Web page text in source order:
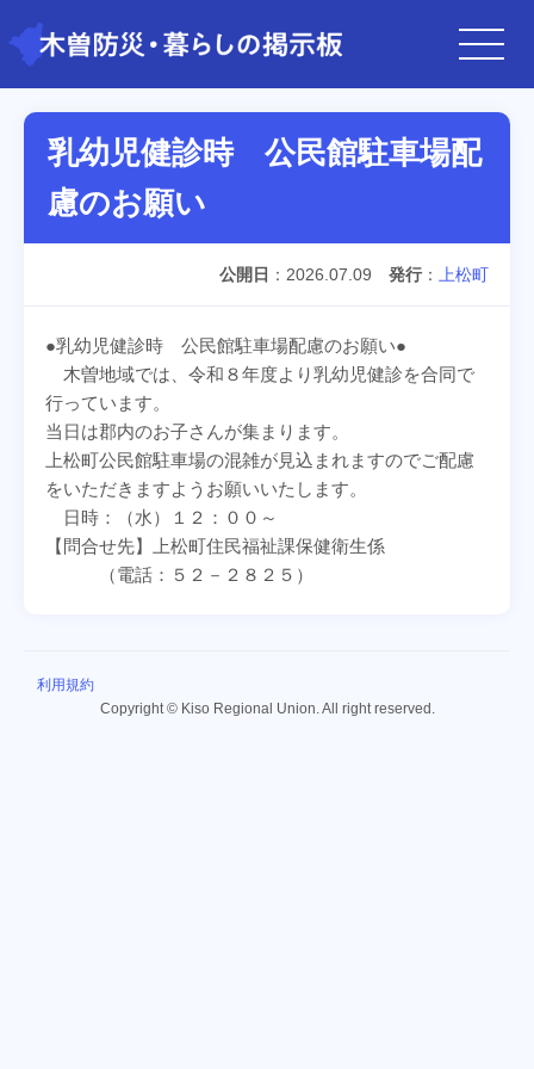
乳幼児健診時 公民館駐車場配
慮のお願い
公開日 2026.07.09 発行 上松町
●乳幼児健診時 公民館駐車場配慮のお願い●
木曽地域では、令和８年度より乳幼児健診を合同で
行っています。
当日は郡内のお子さんが集まります。
上松町公民館駐車場の混雑が見込まれますのでご配慮
をいただきますようお願いいたします。
日時：（水）１２：００～
【問合せ先】上松町住民福祉課保健衛生係
（電話：５２－２８２５）
利用規約
Copyright © Kiso Regional Union. All right reserved.